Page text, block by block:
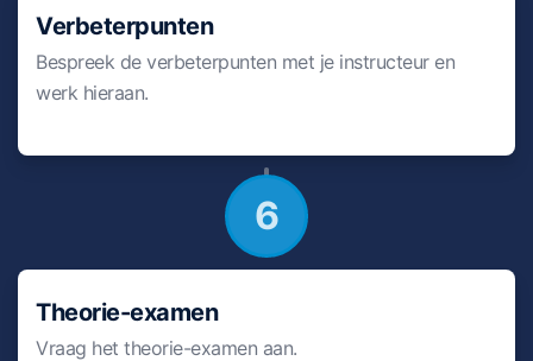
Verbeterpunten
Bespreek de verbeterpunten met je instructeur en
werk hieraan.
6
Theorie-examen
Vraag het theorie-examen aan.